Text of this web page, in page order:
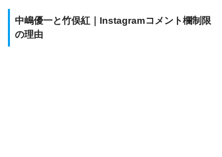
中嶋優一と竹俣紅｜Instagramコメント欄制限
の理由